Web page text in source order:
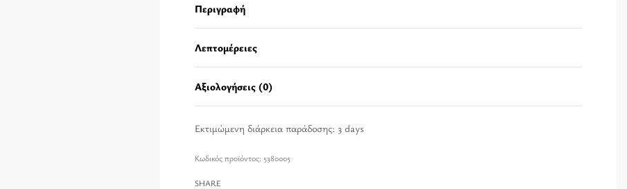
Περιγραφή
Λεπτομέρειες
Αξιολογήσεις (0)
Εκτιμώμενη διάρκεια παράδοσης: 3 days
5380005
SHARE